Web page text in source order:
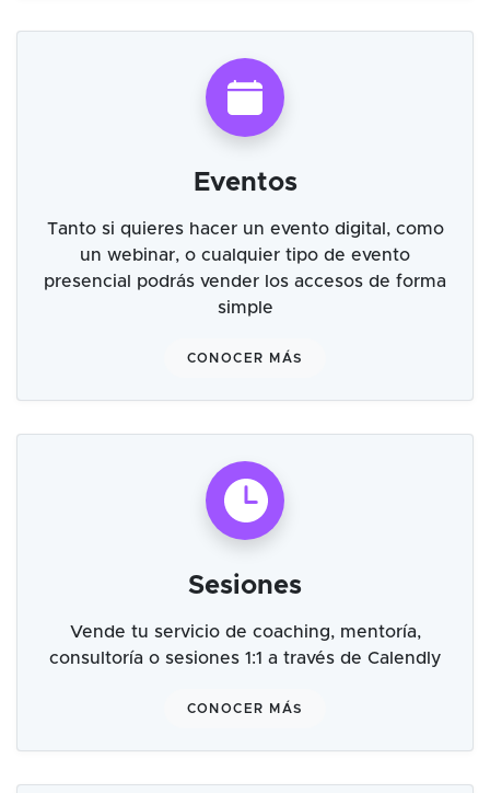
Eventos
Tanto si quieres hacer un evento digital, como
un webinar, o cualquier tipo de evento
presencial podrás vender los accesos de forma
simple
CONOCER MÁS
Sesiones
Vende tu servicio de coaching, mentoría,
consultoría o sesiones 1:1 a través de Calendly
CONOCER MÁS